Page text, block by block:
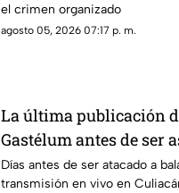
el crimen organizado
agosto 05, 2026 07:17 p. m.
La última publicación
Gastélum antes de ser
vivo: Presumía una
Días antes de ser atacado a
transmisión en vivo en